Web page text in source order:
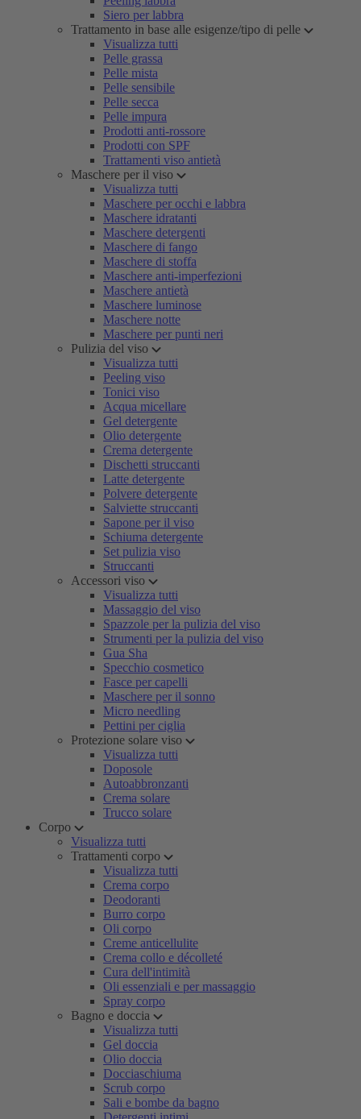
Siero per labbra
Trattamento in base alle esigenze/tipo di pelle
Visualizza tutti
Pelle grassa
Pelle mista
Pelle sensibile
Pelle secca
Pelle impura
Prodotti anti-rossore
Prodotti con SPF
Trattamenti viso antietà
Maschere per il viso
Visualizza tutti
Maschere per occhi e labbra
Maschere idratanti
Maschere detergenti
Maschere di fango
Maschere di stoffa
Maschere anti-imperfezioni
Maschere antietà
Maschere luminose
Maschere notte
Maschere per punti neri
Pulizia del viso
Visualizza tutti
Peeling viso
Tonici viso
Acqua micellare
Gel detergente
Olio detergente
Crema detergente
Dischetti struccanti
Latte detergente
Polvere detergente
Salviette struccanti
Sapone per il viso
Schiuma detergente
Set pulizia viso
Struccanti
Accessori viso
Visualizza tutti
Massaggio del viso
Spazzole per la pulizia del viso
Strumenti per la pulizia del viso
Gua Sha
Specchio cosmetico
Fasce per capelli
Maschere per il sonno
Micro needling
Pettini per ciglia
Protezione solare viso
Visualizza tutti
Doposole
Autoabbronzanti
Crema solare
Trucco solare
Corpo
Visualizza tutti
Trattamenti corpo
Visualizza tutti
Crema corpo
Deodoranti
Burro corpo
Oli corpo
Creme anticellulite
Crema collo e décolleté
Cura dell'intimità
Oli essenziali e per massaggio
Spray corpo
Bagno e doccia
Visualizza tutti
Gel doccia
Olio doccia
Docciaschiuma
Scrub corpo
Sali e bombe da bagno